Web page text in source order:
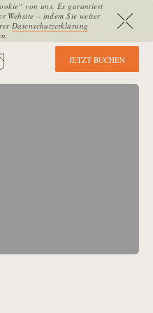
von uns. Es garantiert
Website – indem Sie weiter
Datenschutzerklärung
JETZT BUCHEN